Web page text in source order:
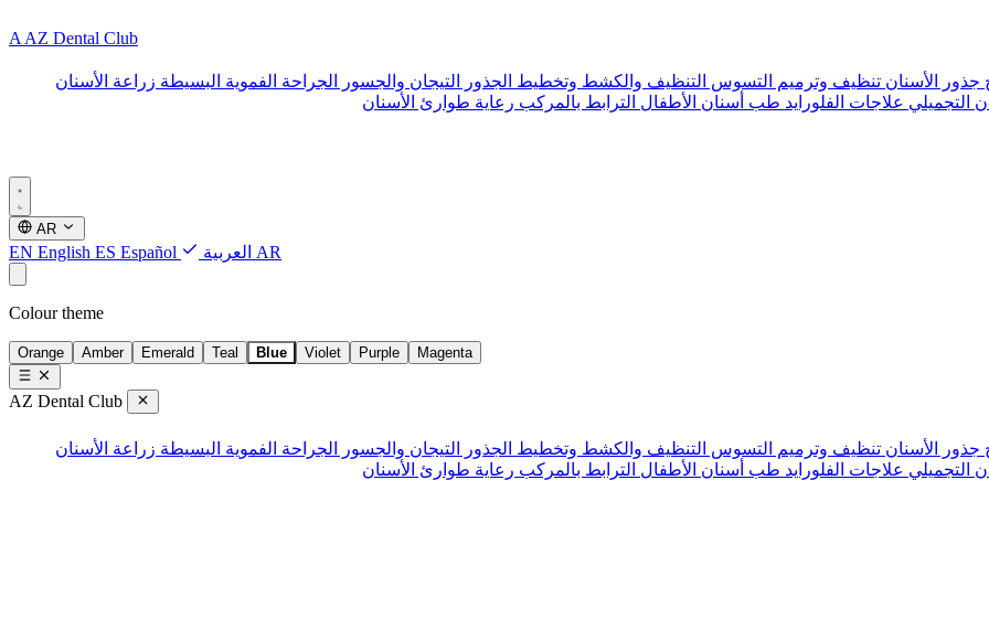
A AZ Dental Club
جذور الأسنان تنظيف وترميم التسوس التنظيف والكشط وتخطيط الجذور التيجان والجسور الجراحة الفموية البسيطة زراعة الأسنان
التجميلي علاجات الفلورايد طب أسنان الأطفال الترابط بالمركب رعاية طوارئ الأسنان
AR
EN English ES Español AR العربية
Colour theme
Orange Amber Emerald Teal Blue Violet Purple Magenta
AZ Dental Club
جذور الأسنان تنظيف وترميم التسوس التنظيف والكشط وتخطيط الجذور التيجان والجسور الجراحة الفموية البسيطة زراعة الأسنان
التجميلي علاجات الفلورايد طب أسنان الأطفال الترابط بالمركب رعاية طوارئ الأسنان